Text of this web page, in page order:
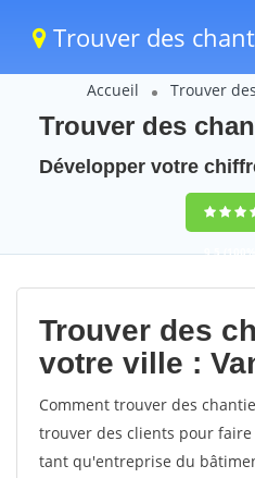
Trouver des
Accueil Trouver
Trouver des
Développer votre
9,5
votes
Trouver des
votre ville :
Comment trouver des
trouver des clients pour faire
tant qu'entreprise du